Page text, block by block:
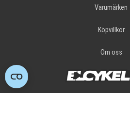
Varumärken
Köpvillkor
Om oss